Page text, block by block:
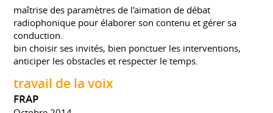
maîtrise des paramètres de l'aimation de débat
radiophonique pour élaborer son contenu et gérer sa
conduction.
bin choisir ses invités, bien ponctuer les interventions,
anticiper les obstacles et respecter le temps.
travail de la voix
FRAP